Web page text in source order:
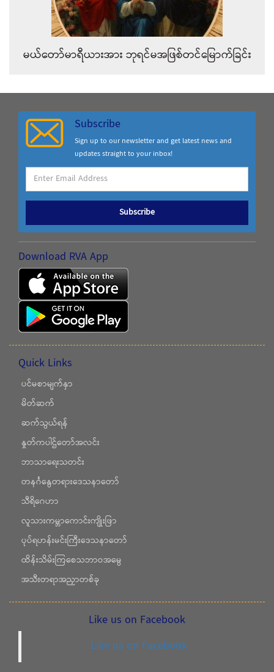
မယ်တော်မာရီယားအား ဘုရင်မအဖြစ်တင်မြောက်ခြင်း
Subscribe
Sign up to our newsletter and get latest news and
updates straight to your inbox!
Subscribe
Download RVA App
Quick Links
ပင်မစာမျက်နှာ
မိတ်ဆက်
ဆက်သွယ်ရန်
နှုတ်ကပါဌ်တော်အလင်း
ဘာသာရေးသတင်း
တနင်္ဂနွေတရားဒေသနာတော်
သီရိဂေဟာ
လူသားကမ္ဘာကောင်းကျိုးဖြာ
ပုပ်ရဟန်းမင်းကြီးဒေသနာတော်
ထိန်းသိမ်းကြစေသဘာဝအမွေ
အသီးတရာအညှာတစ်ခု
Like us on Facebook
Like us on Facebook